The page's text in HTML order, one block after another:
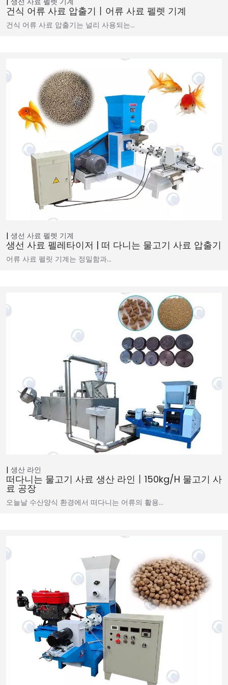
건식 어류 사료 압출기丨어류 사료 펠렛 기계
건식 어류 사료 압출기는 널리 사용되는…
생선 사료 펠렛 기계
생선 사료 펠레타이저 | 떠 다니는 물고기 사료 압출기
어류 사료 펠릿 기계는 정밀함과…
생산 라인
떠다니는 물고기 사료 생산 라인丨150kg/h 물고기 사
료 공장
오늘날 수산양식 환경에서 떠다니는 어류의 활용…